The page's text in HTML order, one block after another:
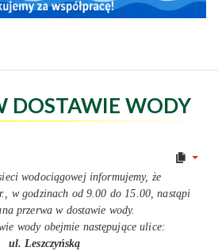
DOSTAWIE WODY
wodociągowej informujemy, że
w godzinach od 9.00 do 15.00, nastąpi
przerwa w dostawie wody.
wody obejmie następujące ulice:
ul. Leszczyńską